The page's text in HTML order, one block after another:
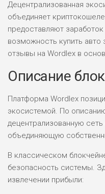
Децентрализованная
объединяет
предоставляют
возможность купить
отзывы на Wordlex в
Описание
Платформа Wordlex
экосистемой. По
децентрализованную
объединяющую
В классическом
безопасность системы.
извлечении прибыли: